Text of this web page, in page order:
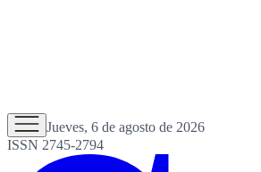
Jueves, 6 de agosto de 2026
ISSN 2745-2794